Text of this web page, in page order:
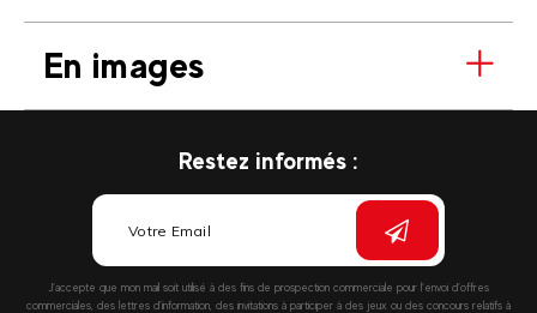
En images
Restez informés :
J’accepte que mon mail soit utilisé à des fins de prospection commerciale pour l’envoi d’offres
commerciales, des lettres d’information, des invitations à participer à des jeux ou des concours relatifs à